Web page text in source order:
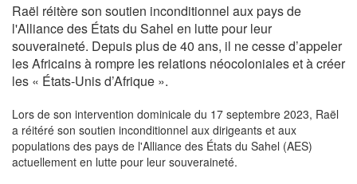
Raël réitère son soutien inconditionnel aux pays de
l'Alliance des États du Sahel en lutte pour leur
souveraineté. Depuis plus de 40 ans, il ne cesse d’appeler
les Africains à rompre les relations néocoloniales et à créer
les « États-Unis d’Afrique ».
Lors de son intervention dominicale du 17 septembre 2023, Raël
a réitéré son soutien inconditionnel aux dirigeants et aux
populations des pays de l'Alliance des États du Sahel (AES)
actuellement en lutte pour leur souveraineté.